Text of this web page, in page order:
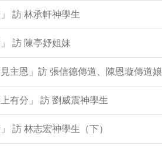
訪 林承軒神學生
訪 陳亭妤姐妹
主恩」訪 張信德傳道、陳恩璇傳道娘
有分」 訪 劉威震神學生
訪 林志宏神學生（下）